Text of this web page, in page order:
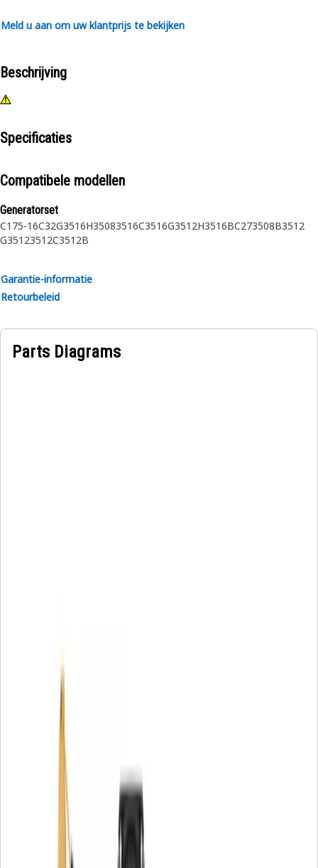
Meld u aan om uw klantprijs te bekijken
Beschrijving
Specificaties
Compatibele modellen
Generatorset
C175-16C32G3516H35083516C3516G3512H3516BC273508B3512
G35123512C3512B
Garantie-informatie
Retourbeleid
Parts Diagrams